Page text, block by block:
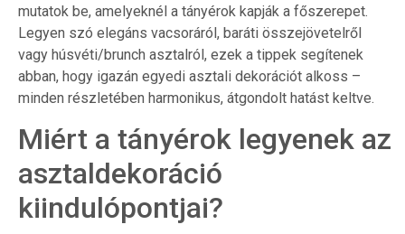
mutatok be, amelyeknél a tányérok kapják a főszerepet.
Legyen szó elegáns vacsoráról, baráti összejövetelről
vagy húsvéti/brunch asztalról, ezek a tippek segítenek
abban, hogy igazán egyedi asztali dekorációt alkoss –
minden részletében harmonikus, átgondolt hatást keltve.
Miért a tányérok legyenek az
asztaldekoráció
kiindulópontjai?